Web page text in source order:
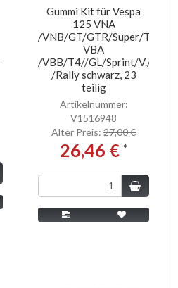
Gummi Kit für Vespa
125 VNA
/VNB/GT/GTR/Super/TS/
VBA
/VBB/T4//GL/Sprint/V./Super
/Rally schwarz, 23
teilig
Artikelnummer:
V1516948
Alter Preis: 27,00 €
26,46 € *